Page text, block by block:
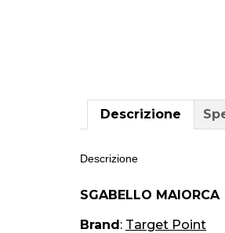
Descrizione
Descrizione
SGABELLO MAIORCA
Brand: Target Point